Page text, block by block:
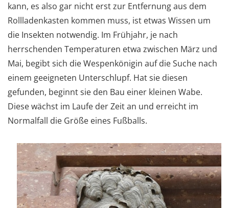
kann, es also gar nicht erst zur Entfernung aus dem
Rollladenkasten kommen muss, ist etwas Wissen um
die Insekten notwendig. Im Frühjahr, je nach
herrschenden Temperaturen etwa zwischen März und
Mai, begibt sich die Wespenkönigin auf die Suche nach
einem geeigneten Unterschlupf. Hat sie diesen
gefunden, beginnt sie den Bau einer kleinen Wabe.
Diese wächst im Laufe der Zeit an und erreicht im
Normalfall die Größe eines Fußballs.